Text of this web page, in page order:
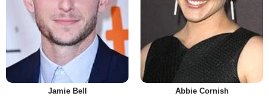
Jamie Bell Abbie Cornish